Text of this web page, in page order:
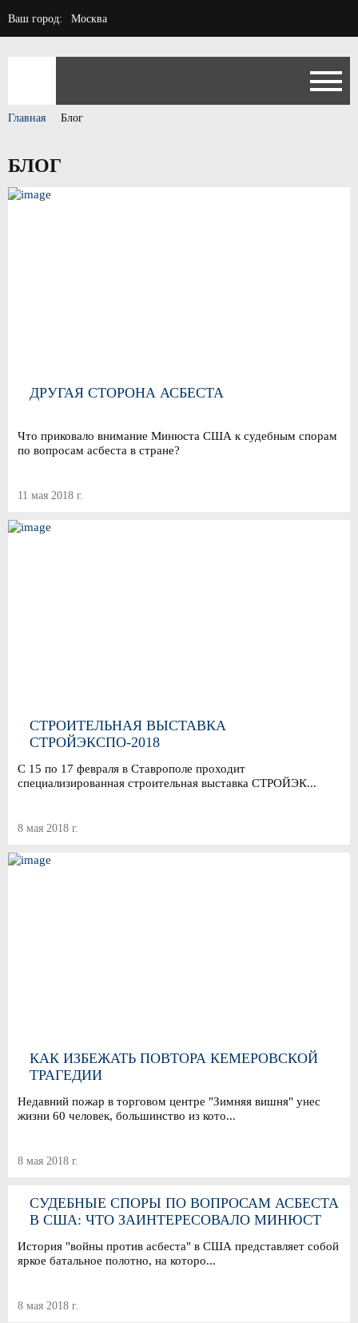
Ваш город: Москва
Главная Блог
БЛОГ
ДРУГАЯ СТОРОНА АСБЕСТА
Что приковало внимание Минюста США к судебным спорам
по вопросам асбеста в стране?
11 мая 2018 г.
СТРОИТЕЛЬНАЯ ВЫСТАВКА
СТРОЙЭКСПО-2018
С 15 по 17 февраля в Ставрополе проходит
специализированная строительная выставка СТРОЙЭК...
8 мая 2018 г.
КАК ИЗБЕЖАТЬ ПОВТОРА КЕМЕРОВСКОЙ
ТРАГЕДИИ
Недавний пожар в торговом центре "Зимняя вишня" унес
жизни 60 человек, большинство из кото...
8 мая 2018 г.
СУДЕБНЫЕ СПОРЫ ПО ВОПРОСАМ АСБЕСТА
В США: ЧТО ЗАИНТЕРЕСОВАЛО МИНЮСТ
История "войны против асбеста" в США представляет собой
яркое батальное полотно, на которо...
8 мая 2018 г.